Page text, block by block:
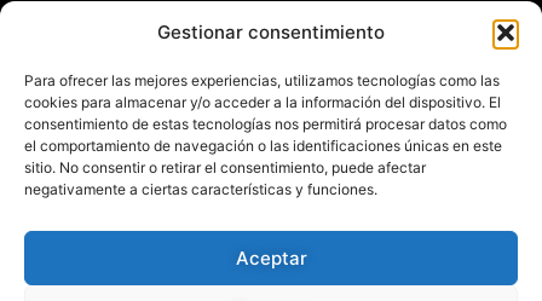
Gestionar consentimiento
Para ofrecer las mejores experiencias, utilizamos tecnologías como las
cookies para almacenar y/o acceder a la información del dispositivo. El
consentimiento de estas tecnologías nos permitirá procesar datos como
el comportamiento de navegación o las identificaciones únicas en este
sitio. No consentir o retirar el consentimiento, puede afectar
negativamente a ciertas características y funciones.
Aceptar
Agenda
Blog
Contacto